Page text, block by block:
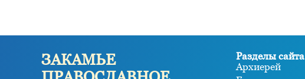
ЗАКАМЬЕ
Разделы сайта
Архиерей